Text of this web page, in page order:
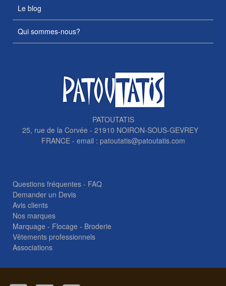
Le blog
Qui sommes-nous?
PATOUTATIS
25, rue de la Corvée - 21910 NOIRON-SOUS-GEVREY
FRANCE - email : patoutatis@patoutatis.com
Questions fréquentes - FAQ
Demander un Devis
Avis clients
Nos marques
Marquage - Flocage - Broderie
Vêtements professionnels
Associations